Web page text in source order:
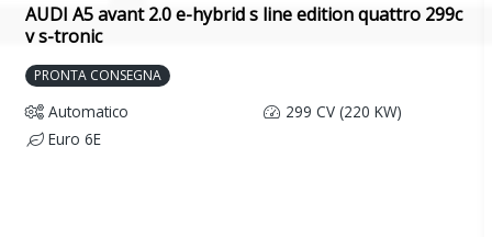
AUDI A5 avant 2.0 e-hybrid s line edition quattro 299c
v s-tronic
PRONTA CONSEGNA
Automatico
299 CV (220 KW)
Euro 6E